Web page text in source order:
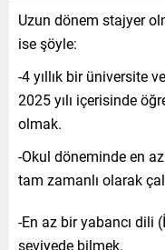
Uzun dönem stajyer
ise şöyle:
-4 yıllık bir üniversite
2025 yılı içerisinde
olmak.
-Okul döneminde en
tam zamanlı olarak
-En az bir yabancı dili
seviyede bilmek.